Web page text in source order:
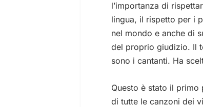
l’importanza di
lingua, il rispetto per i
nel mondo e anche di
del proprio giudizio. Il
sono i cantanti. Ha
Questo è stato il primo
di tutte le canzoni dei